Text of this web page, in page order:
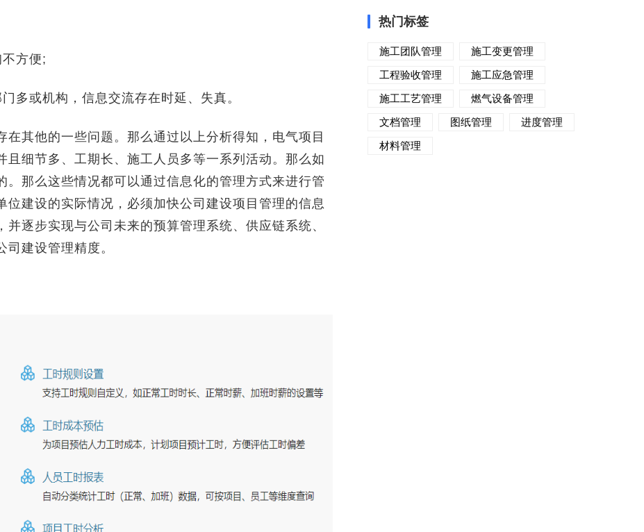
方便;
或机构，信息交流存在时延、失真。
其他的一些问题。那么通过以上分析得知，电气项目
细节多、工期长、施工人员多等一系列活动。那么如
那么这些情况都可以通过信息化的管理方式来进行管
建设的实际情况，必须加快公司建设项目管理的信息
逐步实现与公司未来的预算管理系统、供应链系统、
建设管理精度。
热门标签
施工团队管理
施工变更管理
工程验收管理
施工应急管理
施工工艺管理
燃气设备管理
文档管理
图纸管理
进度管理
材料管理